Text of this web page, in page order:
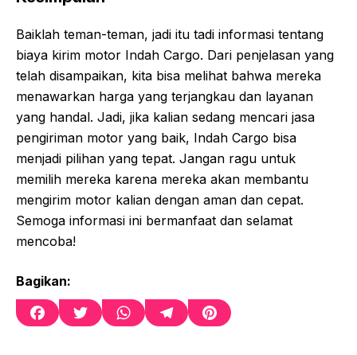
Baiklah teman-teman, jadi itu tadi informasi tentang
biaya kirim motor Indah Cargo. Dari penjelasan yang
telah disampaikan, kita bisa melihat bahwa mereka
menawarkan harga yang terjangkau dan layanan
yang handal. Jadi, jika kalian sedang mencari jasa
pengiriman motor yang baik, Indah Cargo bisa
menjadi pilihan yang tepat. Jangan ragu untuk
memilih mereka karena mereka akan membantu
mengirim motor kalian dengan aman dan cepat.
Semoga informasi ini bermanfaat dan selamat
mencoba!
Bagikan:
F T W T P